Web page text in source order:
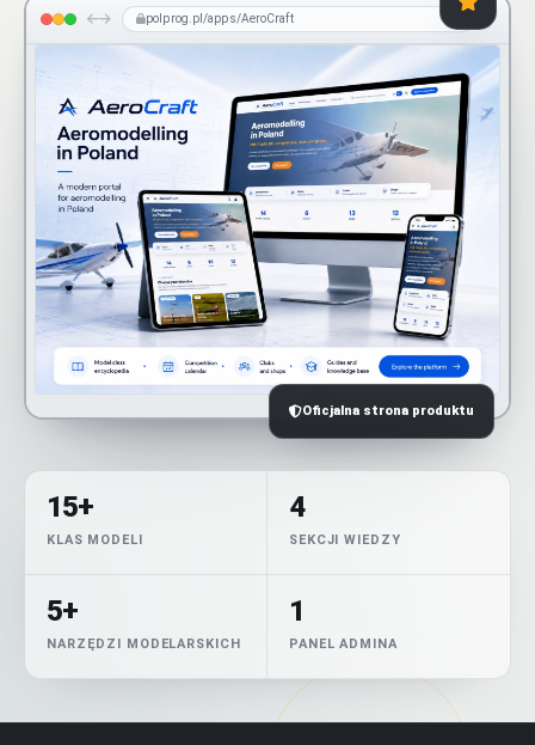
polprog.pl/apps/AeroCraft
Oficjalna strona produktu
15+
KLAS MODELI
4
SEKCJI WIEDZY
5+
NARZĘDZI MODELARSKICH
1
PANEL ADMINA